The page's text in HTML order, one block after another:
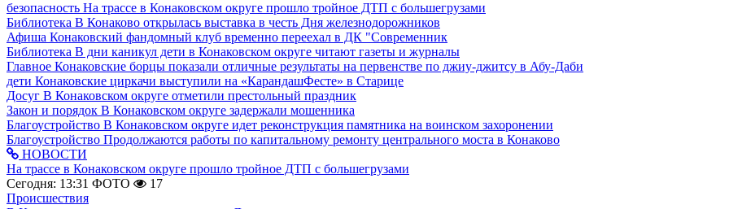
безопасность На трассе в Конаковском округе прошло тройное ДТП с большегрузами
Библиотека В Конаково открылась выставка в честь Дня железнодорожников
Афиша Конаковский фандомный клуб временно переехал в ДК "Современник
Библиотека В дни каникул дети в Конаковском округе читают газеты и журналы
Главное Конаковские борцы показали отличные результаты на первенстве по джиу-джитсу в Абу-Даби
дети Конаковские циркачи выступили на «КарандашФесте» в Старице
Досуг В Конаковском округе отметили престольный праздник
Закон и порядок В Конаковском округе задержали мошенника
Благоустройство В Конаковском округе идет реконструкция памятника на воинском захоронении
Благоустройство Продолжаются работы по капитальному ремонту центрального моста в Конаково
НОВОСТИ
На трассе в Конаковском округе прошло тройное ДТП с большегрузами
Сегодня: 13:31 ФОТО
17
Происшествия